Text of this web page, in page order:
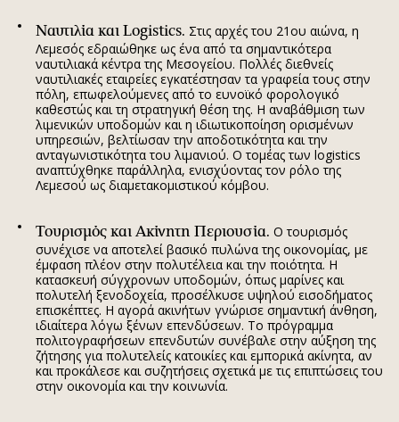
Ναυτιλία και Logistics. Στις αρχές του 21ου αιώνα, η
Λεμεσός εδραιώθηκε ως ένα από τα σημαντικότερα
ναυτιλιακά κέντρα της Μεσογείου. Πολλές διεθνείς
ναυτιλιακές εταιρείες εγκατέστησαν τα γραφεία τους στην
πόλη, επωφελούμενες από το ευνοϊκό φορολογικό
καθεστώς και τη στρατηγική θέση της. Η αναβάθμιση των
λιμενικών υποδομών και η ιδιωτικοποίηση ορισμένων
υπηρεσιών, βελτίωσαν την αποδοτικότητα και την
ανταγωνιστικότητα του λιμανιού. Ο τομέας των logistics
αναπτύχθηκε παράλληλα, ενισχύοντας τον ρόλο της
Λεμεσού ως διαμετακομιστικού κόμβου.
Τουρισμός και Ακίνητη Περιουσία. Ο τουρισμός
συνέχισε να αποτελεί βασικό πυλώνα της οικονομίας, με
έμφαση πλέον στην πολυτέλεια και την ποιότητα. Η
κατασκευή σύγχρονων υποδομών, όπως μαρίνες και
πολυτελή ξενοδοχεία, προσέλκυσε υψηλού εισοδήματος
επισκέπτες. Η αγορά ακινήτων γνώρισε σημαντική άνθηση,
ιδιαίτερα λόγω ξένων επενδύσεων. Το πρόγραμμα
πολιτογραφήσεων επενδυτών συνέβαλε στην αύξηση της
ζήτησης για πολυτελείς κατοικίες και εμπορικά ακίνητα, αν
και προκάλεσε και συζητήσεις σχετικά με τις επιπτώσεις του
στην οικονομία και την κοινωνία.